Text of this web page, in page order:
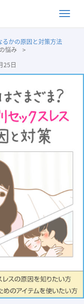
かの原因と対策方法
悩み
25日